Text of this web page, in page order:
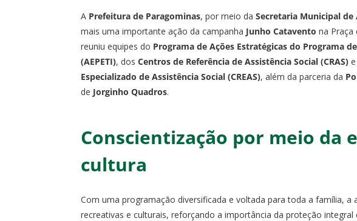
A Prefeitura de Paragominas, por meio da Secretaria Municipal de
mais uma importante ação da campanha Junho Catavento na Praça
reuniu equipes do Programa de Ações Estratégicas do Programa
(AEPETI), dos Centros de Referência de Assistência Social (CRAS)
Especializado de Assistência Social (CREAS), além da parceria da
de Jorginho Quadros.
Conscientização por meio da
cultura
Com uma programação diversificada e voltada para toda a família, a
recreativas e culturais, reforçando a importância da proteção integral